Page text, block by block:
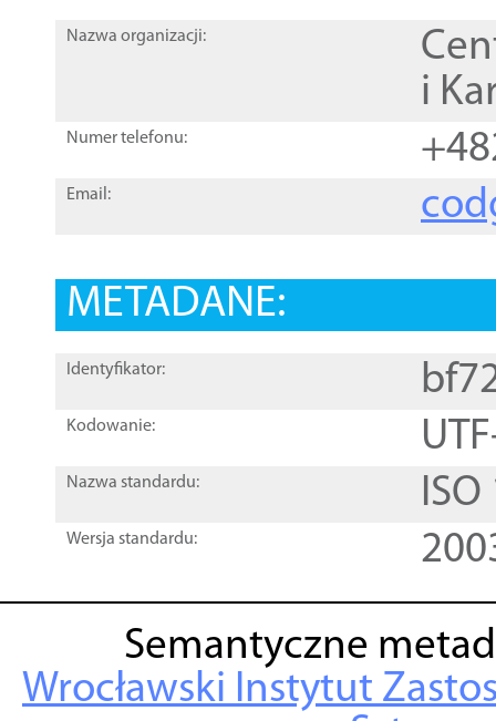
Nazwa organizacji:
i
Numer telefonu:
Email:
METADANE:
Identyfikator:
Kodowanie:
Nazwa standardu:
Wersja standardu:
Semantyczne
Wrocławski Instytut